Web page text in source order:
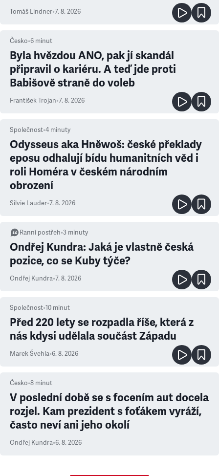
prioritu
Tomáš Lindner•7. 8. 2026
Česko•6 minut
Byla hvězdou ANO, pak jí skandál
připravil o kariéru. A teď jde proti
Babišově straně do voleb
František Trojan•7. 8. 2026
Společnost•4 minuty
Odysseus aka Hněwoš: české překlady
eposu odhalují bídu humanitních věd i
roli Homéra v českém národním
obrození
Silvie Lauder•7. 8. 2026
Ranní postřeh•3 minuty
Ondřej Kundra: Jaká je vlastně česká
pozice, co se Kuby týče?
Ondřej Kundra•7. 8. 2026
Společnost•10 minut
Před 220 lety se rozpadla říše, která z
nás kdysi udělala součást Západu
Marek Švehla•6. 8. 2026
Česko•8 minut
V poslední době se s focením aut docela
rozjel. Kam prezident s foťákem vyráží,
často neví ani jeho okolí
Ondřej Kundra•6. 8. 2026